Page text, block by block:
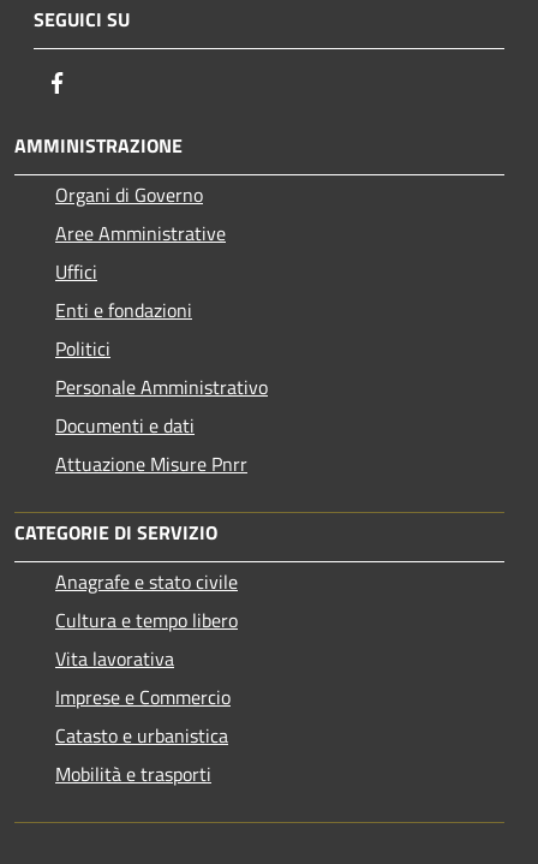
SEGUICI SU
AMMINISTRAZIONE
Organi di Governo
Aree Amministrative
Uffici
Enti e fondazioni
Politici
Personale Amministrativo
Documenti e dati
Attuazione Misure Pnrr
CATEGORIE DI SERVIZIO
Anagrafe e stato civile
Cultura e tempo libero
Vita lavorativa
Imprese e Commercio
Catasto e urbanistica
Mobilità e trasporti